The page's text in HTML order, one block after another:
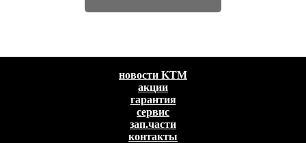
новости KTM
акции
гарантия
сервис
зап.части
контакты